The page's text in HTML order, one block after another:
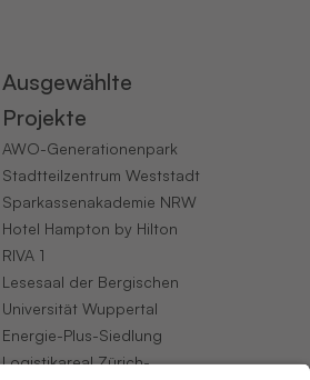
Ausgewählte
Projekte
AWO-Generationenpark
Stadtteilzentrum Weststadt
Sparkassenakademie NRW
Hotel Hampton by Hilton
RIVA 1
Lesesaal der Bergischen
Universität Wuppertal
Energie-Plus-Siedlung
Logistikareal Zürich-